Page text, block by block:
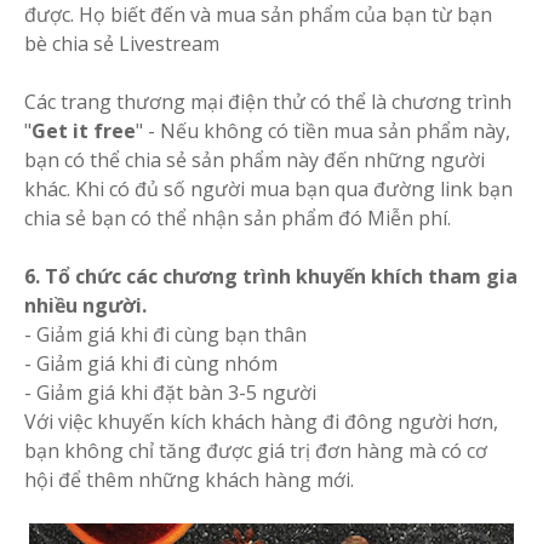
được. Họ biết đến và mua sản phẩm của bạn từ bạn
bè chia sẻ Livestream
Các trang thương mại điện thử có thể là chương trình
"Get it free" - Nếu không có tiền mua sản phẩm này,
bạn có thể chia sẻ sản phẩm này đến những người
khác. Khi có đủ số người mua bạn qua đường link bạn
chia sẻ bạn có thể nhận sản phẩm đó Miễn phí.
6. Tổ chức các chương trình khuyến khích tham gia
nhiều người.
- Giảm giá khi đi cùng bạn thân
- Giảm giá khi đi cùng nhóm
- Giảm giá khi đặt bàn 3-5 người
Với việc khuyến kích khách hàng đi đông người hơn,
bạn không chỉ tăng được giá trị đơn hàng mà có cơ
hội để thêm những khách hàng mới.